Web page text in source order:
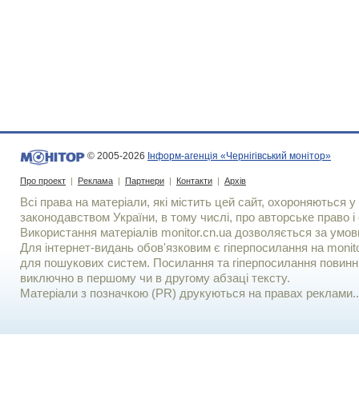
© 2005-2026 Інформ-агенція «Чернігівський монітор»
Про проект | Реклама | Партнери | Контакти | Архів
Всі права на матеріали, які містить цей сайт, охороняються у
законодавством України, в тому числі, про авторське право і
Використання матерiалiв monitor.cn.ua дозволяється за
Для iнтернет-видань обов'язковим є гiперпосилання на
для пошукових систем. Посилання та гіперпосилання
виключно в першому чи в другому абзаці тексту.
Матеріали з позначкою (PR) друкуються на правах реклами..